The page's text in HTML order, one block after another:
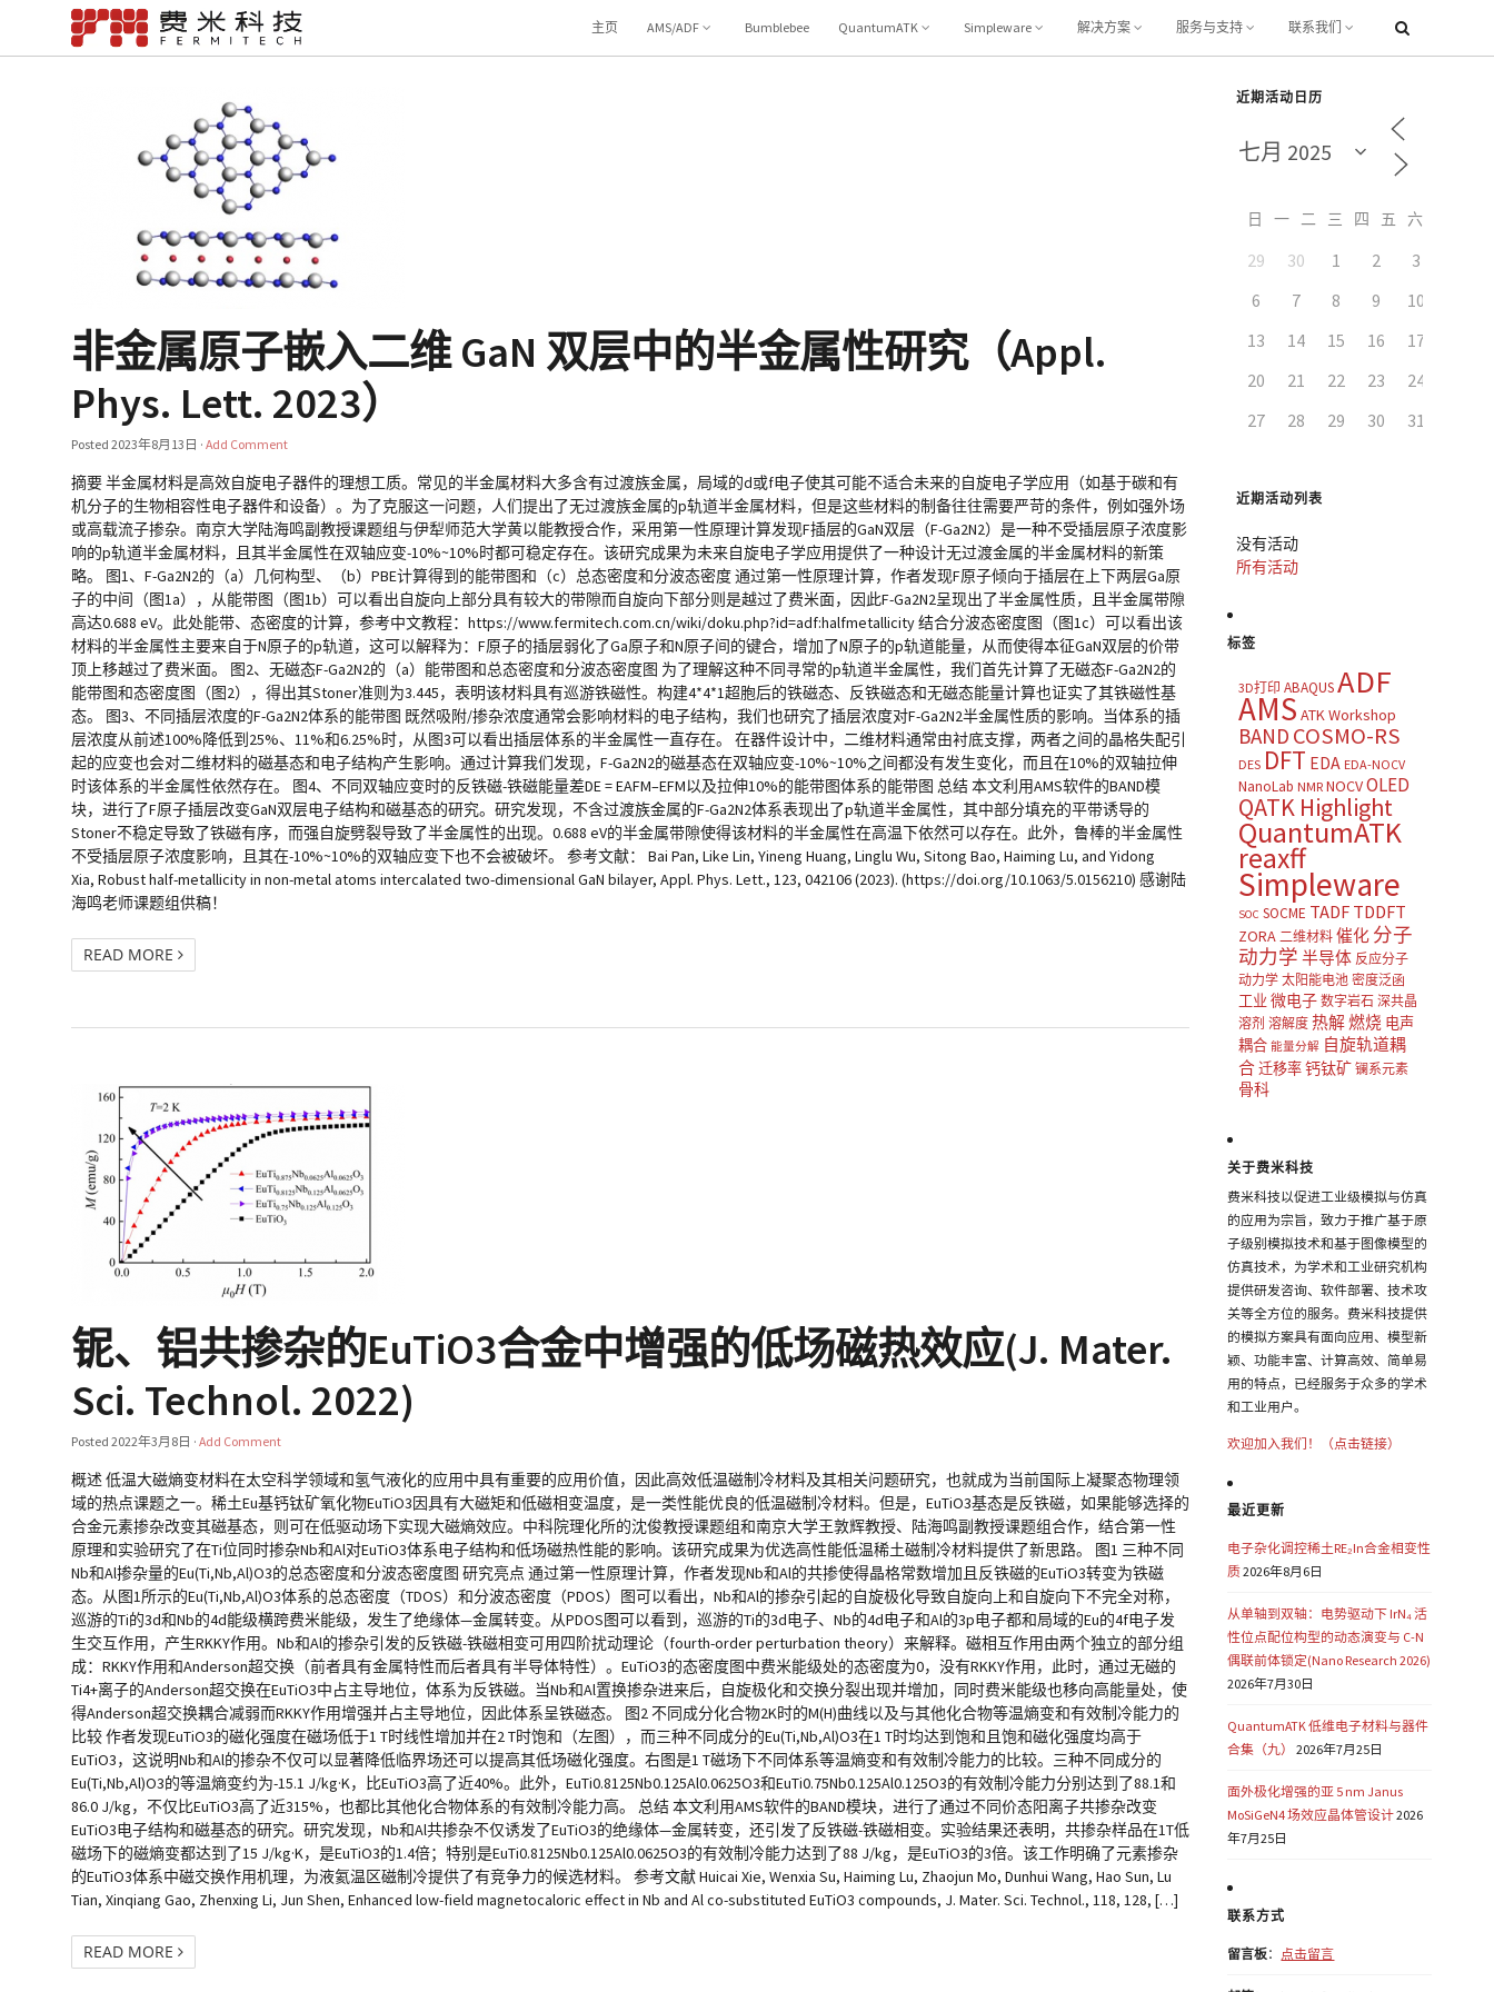
主页 AMS/ADF Bumblebee QuantumATK Simpleware 解决方案 服务与支持 联系我们
非金属原子嵌入二维 GaN 双层中的半金属性研究（Appl.
Phys. Lett. 2023）
Posted2023年8月13日 ·Add Comment
摘要 半金属材料是高效自旋电子器件的理想工质。常见的半金属材料大多含有过渡族金属，局域的d或f电子使其可能不适合未来的自旋电子学应用（如基于碳和有
机分子的生物相容性电子器件和设备）。为了克服这一问题，人们提出了无过渡族金属的p轨道半金属材料，但是这些材料的制备往往需要严苛的条件，例如强外场
或高载流子掺杂。南京大学陆海鸣副教授课题组与伊犁师范大学黄以能教授合作，采用第一性原理计算发现F插层的GaN双层（F-Ga2N2）是一种不受插层原子浓度影
响的p轨道半金属材料，且其半金属性在双轴应变-10%~10%时都可稳定存在。该研究成果为未来自旋电子学应用提供了一种设计无过渡金属的半金属材料的新策
略。 图1、F-Ga2N2的（a）几何构型、（b）PBE计算得到的能带图和（c）总态密度和分波态密度 通过第一性原理计算，作者发现F原子倾向于插层在上下两层Ga原
子的中间（图1a），从能带图（图1b）可以看出自旋向上部分具有较大的带隙而自旋向下部分则是越过了费米面，因此F-Ga2N2呈现出了半金属性质，且半金属带隙
高达0.688 eV。此处能带、态密度的计算，参考中文教程：https://www.fermitech.com.cn/wiki/doku.php?id=adf:halfmetallicity 结合分波态密度图（图1c）可以看出该
材料的半金属性主要来自于N原子的p轨道，这可以解释为：F原子的插层弱化了Ga原子和N原子间的键合，增加了N原子的p轨道能量，从而使得本征GaN双层的价带
顶上移越过了费米面。 图2、无磁态F-Ga2N2的（a）能带图和总态密度和分波态密度图 为了理解这种不同寻常的p轨道半金属性，我们首先计算了无磁态F-Ga2N2的
能带图和态密度图（图2），得出其Stoner准则为3.445，表明该材料具有巡游铁磁性。构建4*4*1超胞后的铁磁态、反铁磁态和无磁态能量计算也证实了其铁磁性基
态。 图3、不同插层浓度的F-Ga2N2体系的能带图 既然吸附/掺杂浓度通常会影响材料的电子结构，我们也研究了插层浓度对F-Ga2N2半金属性质的影响。当体系的插
层浓度从前述100%降低到25%、11%和6.25%时，从图3可以看出插层体系的半金属性一直存在。 在器件设计中，二维材料通常由衬底支撑，两者之间的晶格失配引
起的应变也会对二维材料的磁基态和电子结构产生影响。通过计算我们发现，F-Ga2N2的磁基态在双轴应变-10%~10%之间都没有发生变化，而且在10%的双轴拉伸
时该体系的半金属性依然存在。 图4、不同双轴应变时的反铁磁-铁磁能量差DE = EAFM–EFM以及拉伸10%的能带图体系的能带图 总结 本文利用AMS软件的BAND模
块，进行了F原子插层改变GaN双层电子结构和磁基态的研究。研究发现，不含过渡族金属的F-Ga2N2体系表现出了p轨道半金属性，其中部分填充的平带诱导的
Stoner不稳定导致了铁磁有序，而强自旋劈裂导致了半金属性的出现。0.688 eV的半金属带隙使得该材料的半金属性在高温下依然可以存在。此外，鲁棒的半金属性
不受插层原子浓度影响，且其在-10%~10%的双轴应变下也不会被破坏。 参考文献： Bai Pan, Like Lin, Yineng Huang, Linglu Wu, Sitong Bao, Haiming Lu, and Yidong
Xia, Robust half-metallicity in non-metal atoms intercalated two-dimensional GaN bilayer, Appl. Phys. Lett., 123, 042106 (2023). (https://doi.org/10.1063/5.0156210) 感谢陆
海鸣老师课题组供稿！
READ MORE
铌、铝共掺杂的EuTiO3合金中增强的低场磁热效应(J. Mater.
Sci. Technol. 2022)
Posted2022年3月8日 ·Add Comment
概述 低温大磁熵变材料在太空科学领域和氢气液化的应用中具有重要的应用价值，因此高效低温磁制冷材料及其相关问题研究，也就成为当前国际上凝聚态物理领
域的热点课题之一。稀土Eu基钙钛矿氧化物EuTiO3因具有大磁矩和低磁相变温度，是一类性能优良的低温磁制冷材料。但是，EuTiO3基态是反铁磁，如果能够选择的
合金元素掺杂改变其磁基态，则可在低驱动场下实现大磁熵效应。中科院理化所的沈俊教授课题组和南京大学王敦辉教授、陆海鸣副教授课题组合作，结合第一性
原理和实验研究了在Ti位同时掺杂Nb和Al对EuTiO3体系电子结构和低场磁热性能的影响。该研究成果为优选高性能低温稀土磁制冷材料提供了新思路。 图1 三种不同
Nb和Al掺杂量的Eu(Ti,Nb,Al)O3的总态密度和分波态密度图 研究亮点 通过第一性原理计算，作者发现Nb和Al的共掺使得晶格常数增加且反铁磁的EuTiO3转变为铁磁
态。从图1所示的Eu(Ti,Nb,Al)O3体系的总态密度（TDOS）和分波态密度（PDOS）图可以看出，Nb和Al的掺杂引起的自旋极化导致自旋向上和自旋向下不完全对称，
巡游的Ti的3d和Nb的4d能级横跨费米能级，发生了绝缘体—金属转变。从PDOS图可以看到，巡游的Ti的3d电子、Nb的4d电子和Al的3p电子都和局域的Eu的4f电子发
生交互作用，产生RKKY作用。Nb和Al的掺杂引发的反铁磁-铁磁相变可用四阶扰动理论（fourth-order perturbation theory）来解释。磁相互作用由两个独立的部分组
成：RKKY作用和Anderson超交换（前者具有金属特性而后者具有半导体特性）。EuTiO3的态密度图中费米能级处的态密度为0，没有RKKY作用，此时，通过无磁的
Ti4+离子的Anderson超交换在EuTiO3中占主导地位，体系为反铁磁。当Nb和Al置换掺杂进来后，自旋极化和交换分裂出现并增加，同时费米能级也移向高能量处，使
得Anderson超交换耦合减弱而RKKY作用增强并占主导地位，因此体系呈铁磁态。 图2 不同成分化合物2K时的M(H)曲线以及与其他化合物等温熵变和有效制冷能力的
比较 作者发现EuTiO3的磁化强度在磁场低于1 T时线性增加并在2 T时饱和（左图），而三种不同成分的Eu(Ti,Nb,Al)O3在1 T时均达到饱和且饱和磁化强度均高于
EuTiO3，这说明Nb和Al的掺杂不仅可以显著降低临界场还可以提高其低场磁化强度。右图是1 T磁场下不同体系等温熵变和有效制冷能力的比较。三种不同成分的
Eu(Ti,Nb,Al)O3的等温熵变约为-15.1 J/kg·K，比EuTiO3高了近40%。此外，EuTi0.8125Nb0.125Al0.0625O3和EuTi0.75Nb0.125Al0.125O3的有效制冷能力分别达到了88.1和
86.0 J/kg，不仅比EuTiO3高了近315%，也都比其他化合物体系的有效制冷能力高。 总结 本文利用AMS软件的BAND模块，进行了通过不同价态阳离子共掺杂改变
EuTiO3电子结构和磁基态的研究。研究发现，Nb和Al共掺杂不仅诱发了EuTiO3的绝缘体—金属转变，还引发了反铁磁-铁磁相变。实验结果还表明，共掺杂样品在1T低
磁场下的磁熵变都达到了15 J/kg·K，是EuTiO3的1.4倍；特别是EuTi0.8125Nb0.125Al0.0625O3的有效制冷能力达到了88 J/kg，是EuTiO3的3倍。该工作明确了元素掺杂
的EuTiO3体系中磁交换作用机理，为液氦温区磁制冷提供了有竞争力的候选材料。 参考文献 Huicai Xie, Wenxia Su, Haiming Lu, Zhaojun Mo, Dunhui Wang, Hao Sun, Lu
Tian, Xinqiang Gao, Zhenxing Li, Jun Shen, Enhanced low-field magnetocaloric effect in Nb and Al co-substituted EuTiO3 compounds, J. Mater. Sci. Technol., 118, 128, […]
READ MORE
近期活动日历
日 一 二 三 四 五
29 30 1 2 3
6
7 8 9 10
13
14 15 16 17
20
21 22 23 24
27
28 29 30 31
近期活动列表
没有活动
所有活动
标签
3D打印 ABAQUSADF
AMS ATK Workshop
BAND COSMO-RS
DES DFT EDA EDA-NOCV
NanoLab NMR NOCVOLED
QATK Highlight
QuantumATK
reaxff
Simpleware
SOC SOCME TADF TDDFT
ZORA 二维材料 催化 分子
动力学 半导体 反应分子
动力学 太阳能电池 密度泛函
工业 微电子 数字岩石 深共晶
溶剂 溶解度 热解燃烧 电声
耦合 能量分解 自旋轨道耦
合迁移率钙钛矿 镧系元素
骨科
关于费米科技
费米科技以促进工业级模拟与仿真
的应用为宗旨，致力于推广基于原
子级别模拟技术和基于图像模型的
仿真技术，为学术和工业研究机构
提供研发咨询、软件部署、技术攻
关等全方位的服务。费米科技提供
的模拟方案具有面向应用、模型新
颖、功能丰富、计算高效、简单易
用的特点，已经服务于众多的学术
和工业用户。
欢迎加入我们！（点击链接）
最近更新
电子杂化调控稀土RE₂In合金相变性
质2026年8月6日
从单轴到双轴：电势驱动下 IrN₄ 活
性位点配位构型的动态演变与 C-N
偶联前体锁定(Nano Research 2026)
2026年7月30日
QuantumATK 低维电子材料与器件
合集（九）
2026年7月25日
面外极化增强的亚 5 nm Janus
MoSiGeN4 场效应晶体管设计2026
年7月25日
联系方式
留言板： 点击留言